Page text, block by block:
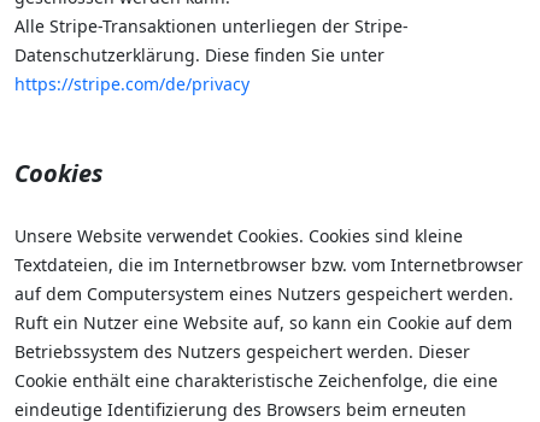
Alle Stripe-Transaktionen unterliegen der Stripe-
Datenschutzerklärung. Diese finden Sie unter
https://stripe.com/de/privacy
Cookies
Unsere Website verwendet Cookies. Cookies sind kleine
Textdateien, die im Internetbrowser bzw. vom Internetbrowser
auf dem Computersystem eines Nutzers gespeichert werden.
Ruft ein Nutzer eine Website auf, so kann ein Cookie auf dem
Betriebssystem des Nutzers gespeichert werden. Dieser
Cookie enthält eine charakteristische Zeichenfolge, die eine
eindeutige Identifizierung des Browsers beim erneuten